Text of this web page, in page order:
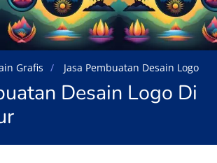
Grafis Jasa Pembuatan Desain Logo
Desain Logo Di